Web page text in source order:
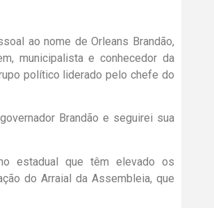
ao nome de Orleans Brandão,
municipalista e conhecedor da
político liderado pelo chefe do
Brandão e seguirei sua
estadual que têm elevado os
do Arraial da Assembleia, que